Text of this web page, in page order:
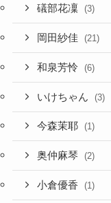
礒部花凜 (3)
岡田紗佳 (21)
和泉芳怜 (6)
いけちゃん (3)
今森茉耶 (1)
奥仲麻琴 (2)
小倉優香 (1)